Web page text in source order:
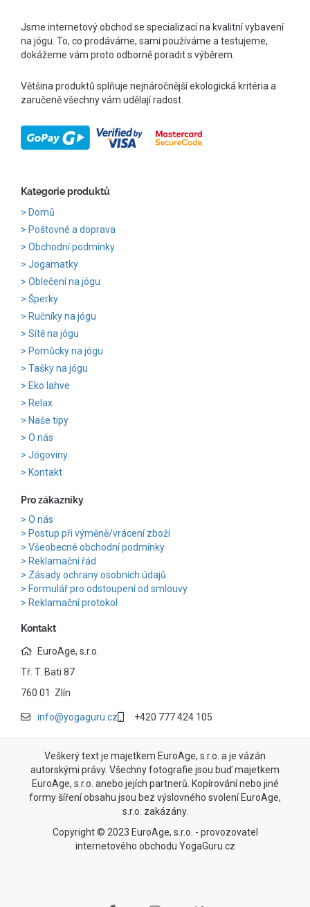
Jsme internetový obchod se specializací na kvalitní vybavení
na jógu. To, co prodáváme, sami používáme a testujeme,
dokážeme vám proto odborně poradit s výběrem.
Většina produktů splňuje nejnáročnější ekologická kritéria a
zaručeně všechny vám udělají radost.
Kategorie produktů
Domů
Poštovné a doprava
Obchodní podmínky
Jogamatky
Oblečení na jógu
Šperky
Ručníky na jógu
Sítě na jógu
Pomůcky na jógu
Tašky na jógu
Eko lahve
Relax
Naše tipy
O nás
Jógoviny
Kontakt
Pro zákazníky
O nás
Postup při výměně/vrácení zboží
Všeobecné obchodní podmínky
Reklamační řád
Zásady ochrany osobních údajů
Formulář pro odstoupení od smlouvy
Reklamační protokol
Kontakt
EuroAge, s.r.o.
Tř. T. Bati 87
760 01 Zlín
info@yogaguru.cz +420 777 424 105
Veškerý text je majetkem EuroAge, s.r.o. a je vázán
autorskými právy. Všechny fotografie jsou buď majetkem
EuroAge, s.r.o. anebo jejích partnerů. Kopírování nebo jiné
formy šíření obsahu jsou bez výslovného svolení EuroAge,
s.r.o. zakázány.
Copyright © 2023 EuroAge, s.r.o. - provozovatel
internetového obchodu YogaGuru.cz